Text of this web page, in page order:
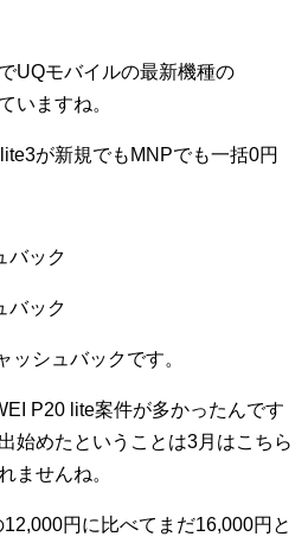
UQモバイルの最新機種の
いますね。
が新規でもMNPでも一括0円
バック
バック
ッシュバックです。
P20 lite案件が多かったんです
始めたということは3月はこちら
ませんね。
円に比べてまだ16,000円と